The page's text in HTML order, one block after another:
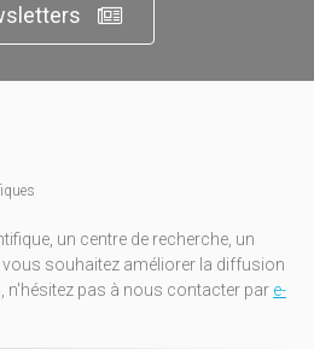
un centre de recherche, un
vous souhaitez améliorer la diffusion
n'hésitez pas à nous contacter par e-